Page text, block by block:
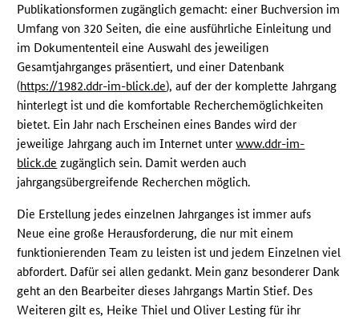
Publikationsformen zugänglich gemacht: einer Buchversion im
Umfang von 320 Seiten, die eine ausführliche Einleitung und
im Dokumententeil eine Auswahl des jeweiligen
Gesamtjahrganges präsentiert, und einer Datenbank
(https://1982.ddr-im-blick.de), auf der der komplette Jahrgang
hinterlegt ist und die komfortable Recherchemöglichkeiten
bietet. Ein Jahr nach Erscheinen eines Bandes wird der
jeweilige Jahrgang auch im Internet unterwww.ddr-im-
blick.de zugänglich sein. Damit werden auch
jahrgangsübergreifende Recherchen möglich.
Die Erstellung jedes einzelnen Jahrganges ist immer aufs
Neue eine große Herausforderung, die nur mit einem
funktionierenden Team zu leisten ist und jedem Einzelnen viel
abfordert. Dafür sei allen gedankt. Mein ganz besonderer Dank
geht an den Bearbeiter dieses Jahrgangs Martin Stief. Des
Weiteren gilt es, Heike Thiel und Oliver Lesting für ihr